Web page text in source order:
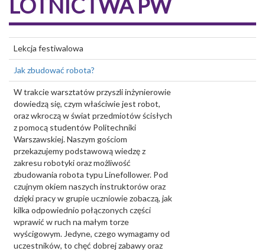
LOTNICTWA PW
Lekcja festiwalowa
Jak zbudować robota?
W trakcie warsztatów przyszli inżynierowie
dowiedzą się, czym właściwie jest robot,
oraz wkroczą w świat przedmiotów ścisłych
z pomocą studentów Politechniki
Warszawskiej. Naszym gościom
przekazujemy podstawową wiedzę z
zakresu robotyki oraz możliwość
zbudowania robota typu Linefollower. Pod
czujnym okiem naszych instruktorów oraz
dzięki pracy w grupie uczniowie zobaczą, jak
kilka odpowiednio połączonych części
wprawić w ruch na małym torze
wyścigowym. Jedyne, czego wymagamy od
uczestników, to chęć dobrej zabawy oraz